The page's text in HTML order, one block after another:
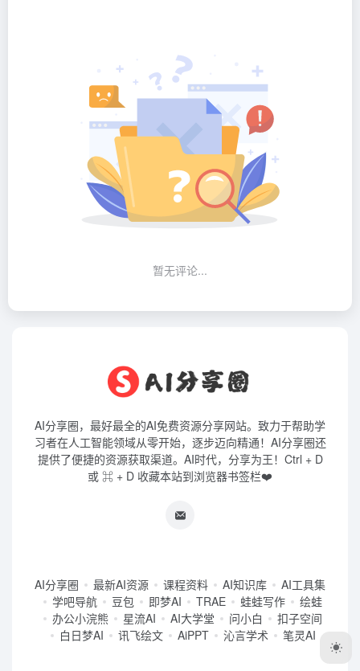
暂无评论...
AI分享圈，最好最全的AI免费资源分享网站。致力于帮助学
习者在人工智能领域从零开始，逐步迈向精通！AI分享圈还
提供了便捷的资源获取渠道。AI时代，分享为王！Ctrl + D
或 ⌘ + D 收藏本站到浏览器书签栏❤️
AI分享圈 最新AI资源 课程资料 AI知识库
AI工具集
学吧导航
豆包 即梦AI TRAE 蛙蛙写作
绘蛙
办公小浣熊
星流AI AI大学堂 问小白
扣子空间
白日梦AI
讯飞绘文 AiPPT 沁言学术 笔灵AI